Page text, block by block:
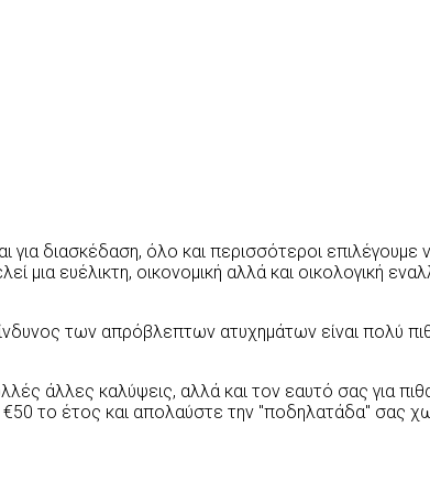
για διασκέδαση, όλο και περισσότεροι
μια ευέλικτη, οικονομική αλλά και οικολογική
των απρόβλεπτων ατυχημάτων είναι πολύ
άλλες καλύψεις, αλλά και τον εαυτό σας για
το έτος και απολαύστε την "ποδηλατάδα" σας